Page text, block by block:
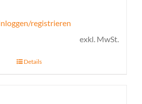
registrieren
exkl. MwSt.
Details